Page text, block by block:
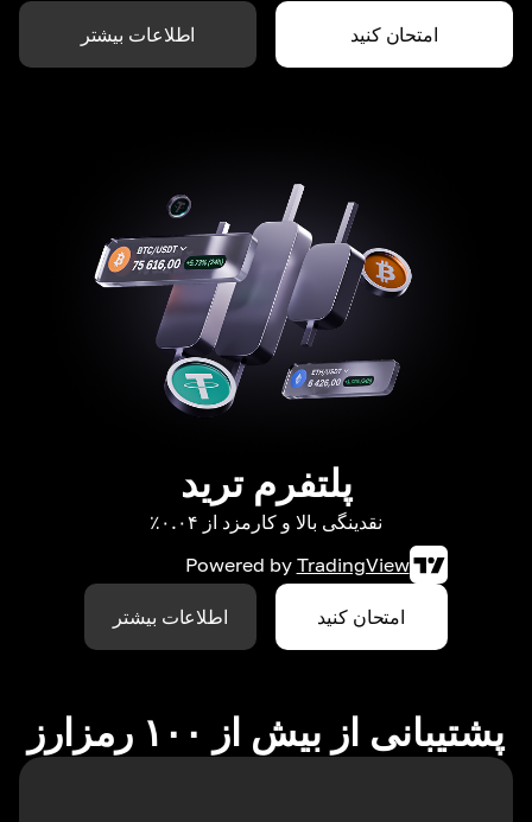
امتحان کنید اطلاعات بیشتر
پلتفرم ترید
نقدینگی بالا و کارمزد از ۰.۰۴٪
Powered by TradingView
امتحان کنید اطلاعات بیشتر
پشتیبانی از بیش از ۱۰۰ رمزارز